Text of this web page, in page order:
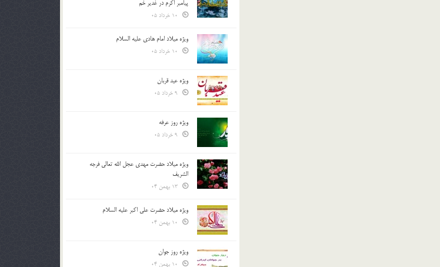
پیامبر اکرم در غدیر خم
ویژه میلاد امام هادی علیه السلام
ویژه عید قربان
ویژه روز عرفه
ویژه میلاد حضرت مهدی عجل الله تعالی فرجه
الشريف
ویژه میلاد حضرت علی اکبر علیه السلام
ویژه روز جوان